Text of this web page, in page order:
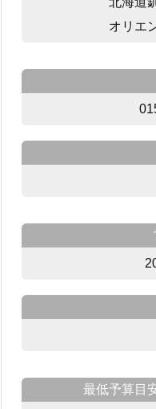
オリエ
最低予算目